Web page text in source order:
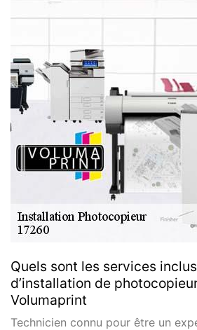
Quels sont les services
d’installation de
Volumaprint
Technicien connu pour être un